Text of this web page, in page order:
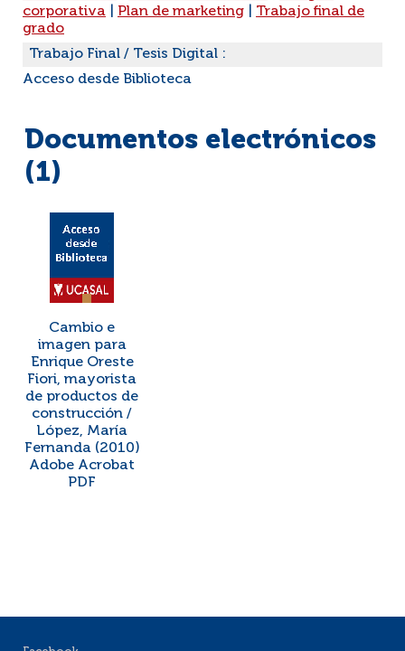
corporativa
Plan de marketing
Trabajo final de
grado
Trabajo Final / Tesis Digital :
Acceso desde Biblioteca
Documentos electrónicos
(1)
Cambio e
imagen para
Enrique Oreste
Fiori, mayorista
de productos de
construcción /
López, María
Fernanda (2010)
Adobe Acrobat
PDF